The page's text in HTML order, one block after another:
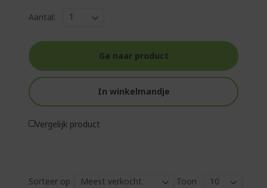
Aantal:
Ga naar product
In winkelmandje
Vergelijk product
Sorteer op
Toon